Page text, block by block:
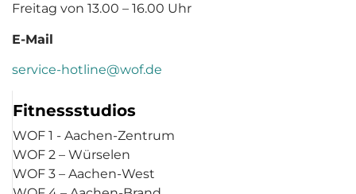
Freitag von 13.00 – 16.00 Uhr
E-Mail
service-hotline@wof.de
Fitnessstudios
WOF 1 - Aachen-Zentrum
WOF 2 – Würselen
WOF 3 – Aachen-West